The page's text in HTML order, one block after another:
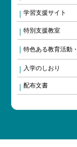
学習支援サイト
特別支援教室
特色ある教育活動
入学のしおり
配布文書